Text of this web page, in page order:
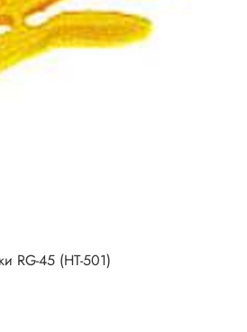
RG-45 (HT-501)